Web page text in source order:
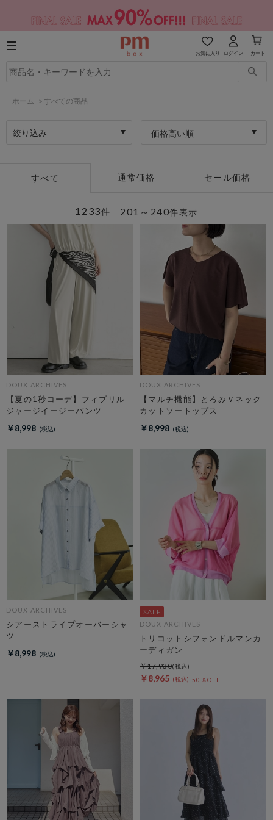
お気に入り ログイン カート
ホーム > すべての商品
絞り込み 価格高い順
すべて 通常価格 セール価格
201～240件表示
1233件
DOUX ARCHIVES
【夏の1秒コーデ】フィブリル
ジャージイージーパンツ
￥8,998
DOUX ARCHIVES
【マルチ機能】とろみＶネック
カットソートップス
￥8,998
DOUX ARCHIVES
シアーストライプオーバーシャ
ツ
￥8,998
DOUX ARCHIVES
トリコットシフォンドルマンカ
ーディガン
￥8,965 50％OFF
￥17,930